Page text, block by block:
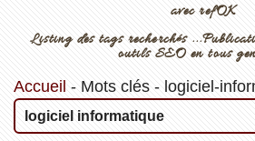
avec refOK
Listing des tags recherchés
outils SEO en tous
Accueil - Mots clés- logiciel-
logiciel informatique